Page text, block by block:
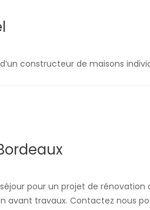
constructeur de maisons
pour un projet de
avant travaux. Contactez nous